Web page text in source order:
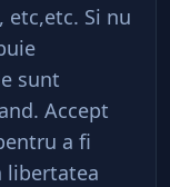
Si nu
sunt
Accept
a fi
libertatea